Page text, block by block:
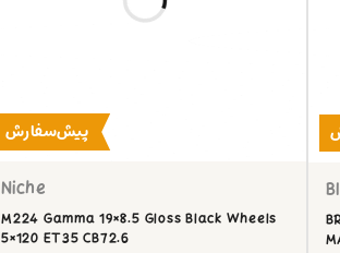
پیش‌سفارش
Niche
M224 Gamma 19×8.5 Gloss Black Wheels
5×120 ET35 CB72.6